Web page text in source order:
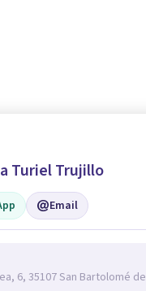
Turiel Trujillo
Email
6, 35107 San Bartolomé de